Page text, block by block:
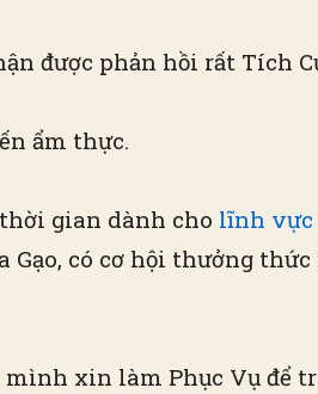
được phản hồi rất Tích
ẩm thực.
gian dành cho lĩnh vực
có cơ hội thưởng
mình xin làm Phục Vụ để